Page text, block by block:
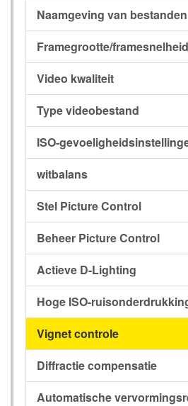
Naamgeving van bestanden
Framegrootte/framesnelheid
Video kwaliteit
Type videobestand
ISO-
witbalans
Stel Picture Control
Beheer Picture Control
Actieve D-Lighting
Hoge ISO-
Vignet controle
Diffractie compensatie
Automatische